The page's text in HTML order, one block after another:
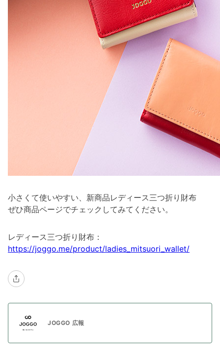
小さくて使いやすい、新商品レディース三つ折り財布
ぜひ商品ページでチェックしてみてください。
レディース三つ折り財布：
https://joggo.me/product/ladies_mitsuori_wallet/
JOGGO 広報